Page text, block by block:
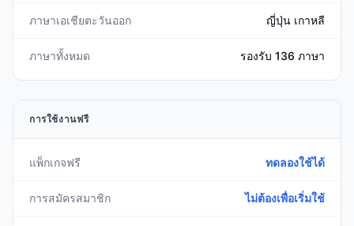
ภาษาเอเชียตะวันออก ญี่ปุ่น เกาหลี
ภาษาทั้งหมด รองรับ 136 ภาษา
การใช้งานฟรี
แพ็กเกจฟรี ทดลองใช้ได้
การสมัครสมาชิก ไม่ต้องเพื่อเริ่มใช้